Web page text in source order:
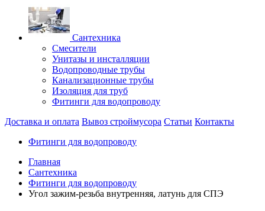
Сантехника
Смесители
Унитазы и инсталляции
Водопроводные трубы
Канализационные трубы
Изоляция для труб
Фитинги для водопроводу
Доставка и оплата Вывоз строймусора Статьи Контакты
Фитинги для водопроводу
Главная
Сантехника
Фитинги для водопроводу
Угол зажим-резьба внутренняя, латунь для СПЭ